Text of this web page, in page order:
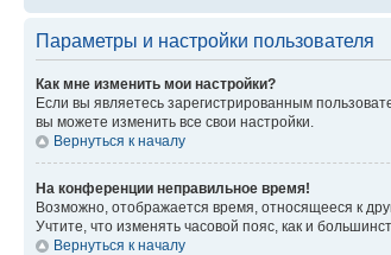
Параметры и настройки пользователя
Как мне изменить мои настройки?
Если вы являетесь зарегистрированным
вы можете изменить все свои настройки.
Вернуться к началу
На конференции неправильное время!
Возможно, отображается время, относящееся к
Учтите, что изменять часовой пояс, как и
Вернуться к началу